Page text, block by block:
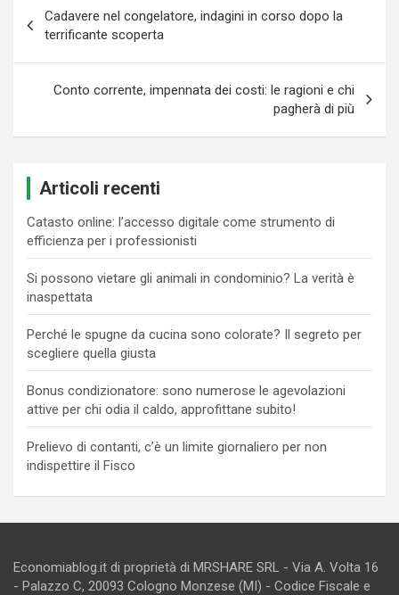
articoli
Cadavere nel congelatore, indagini in corso dopo la
terrificante scoperta
Conto corrente, impennata dei costi: le ragioni e chi
pagherà di più
Articoli recenti
Catasto online: l’accesso digitale come strumento di
efficienza per i professionisti
Si possono vietare gli animali in condominio? La verità è
inaspettata
Perché le spugne da cucina sono colorate? Il segreto per
scegliere quella giusta
Bonus condizionatore: sono numerose le agevolazioni
attive per chi odia il caldo, approfittane subito!
Prelievo di contanti, c’è un limite giornaliero per non
indispettire il Fisco
Economiablog.it di proprietà di MRSHARE SRL - Via A. Volta 16
- Palazzo C, 20093 Cologno Monzese (MI) - Codice Fiscale e